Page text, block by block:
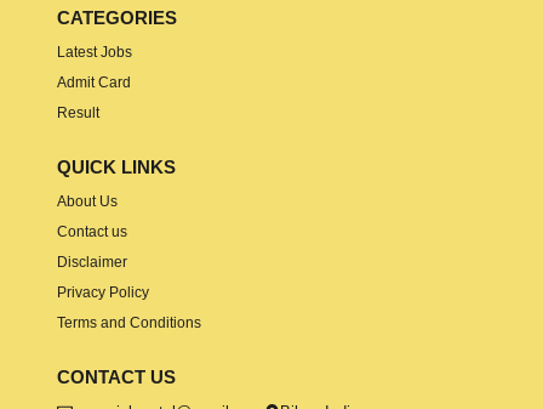
CATEGORIES
Latest Jobs
Admit Card
Result
QUICK LINKS
About Us
Contact us
Disclaimer
Privacy Policy
Terms and Conditions
CONTACT US